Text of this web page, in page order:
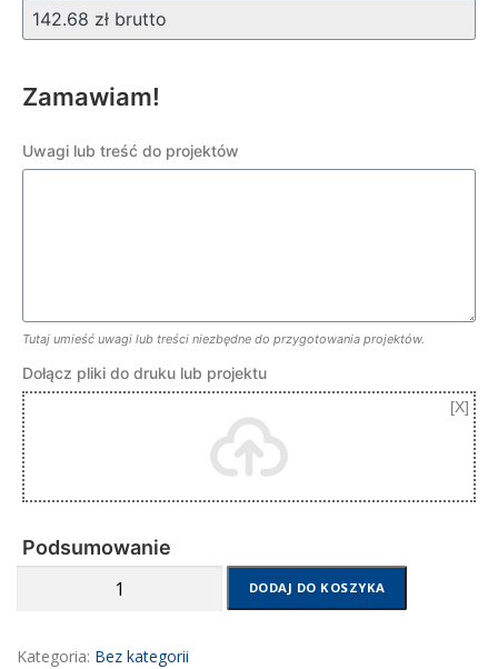
Zamawiam!
Uwagi lub treść do projektów
Tutaj umieść uwagi lub treści niezbędne do przygotowania projektów.
Dołącz pliki do druku lub projektu
Podsumowanie
DODAJ DO KOSZYKA
Kategoria: Bez kategorii